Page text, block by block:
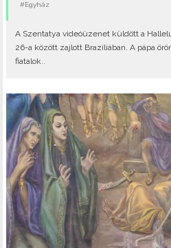
#Egyház
A Szentatya videóüzenet küldött a
26-a között zajlott Brazíliában. A pápa
fiatalok..